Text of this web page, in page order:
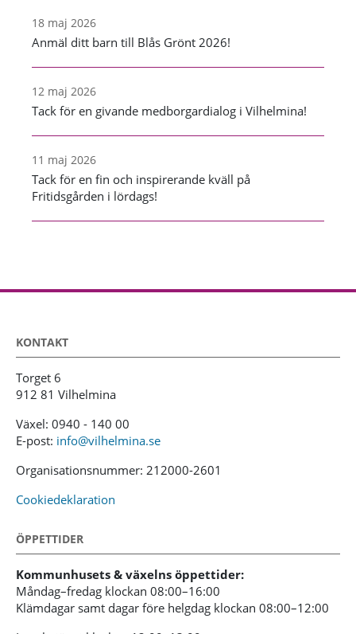
18 maj 2026
Anmäl ditt barn till Blås Grönt 2026!
12 maj 2026
Tack för en givande medborgardialog i Vilhelmina!
11 maj 2026
Tack för en fin och inspirerande kväll på
Fritidsgården i lördags!
KONTAKT
Torget 6
912 81 Vilhelmina
Växel: 0940 - 140 00
E-post: info@vilhelmina.se
Organisationsnummer: 212000-2601
Cookiedeklaration
ÖPPETTIDER
Kommunhusets & växelns öppettider:
Måndag–fredag klockan 08:00–16:00
Klämdagar samt dagar före helgdag klockan 08:00–12:00